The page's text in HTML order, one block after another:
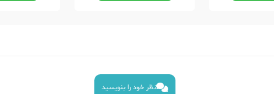
نظر خود را بنویسید